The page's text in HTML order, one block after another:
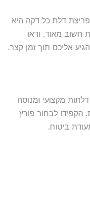
דלת כל דקה היא
חשוב מאוד. ודאו
מקצועי ומנוסה
הקפידו לבחור פורץ